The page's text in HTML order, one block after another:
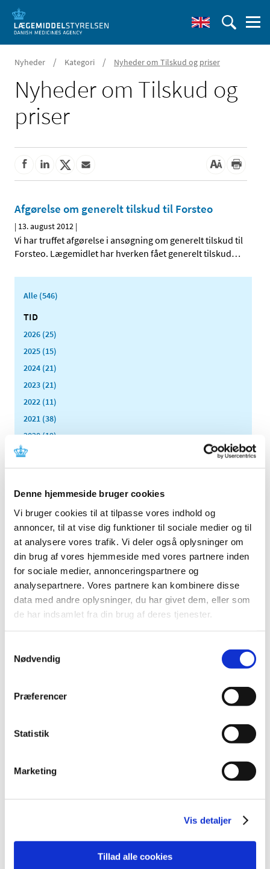
Denne hjemmeside bruger cookies
Vi bruger cookies til at tilpasse vores indhold og
annoncer, til at vise dig funktioner til sociale medier og til
at analysere vores trafik. Vi deler også oplysninger om
din brug af vores hjemmeside med vores partnere inden
for sociale medier, annonceringspartnere og
analysepartnere. Vores partnere kan kombinere disse
data med andre oplysninger, du har givet dem, eller som
de har indsamlet fra din brug af deres tjenester.
Nødvendig
Præferencer
Statistik
Marketing
Vis detaljer
Tillad alle cookies
Nyheder / Kategori / Nyheder om Tilskud og priser
Nyheder om Tilskud og
priser
Afgørelse om generelt tilskud til Forsteo
| 13. august 2012 |
Vi har truffet afgørelse i ansøgning om generelt tilskud til
Forsteo. Lægemidlet har hverken fået generelt tilskud…
Alle (546)
TID
2026 (25)
2025 (15)
2024 (21)
2023 (21)
2022 (11)
2021 (38)
2020 (19)
2019 (44)
2018 (46)
2015 (31)
2014 (44)
2013 (45)
2012 (44)
december (2)
november (6)
oktober (4)
september (7)
juli (5)
maj (1)
marts (3)
2011 (13)
2007 (3)